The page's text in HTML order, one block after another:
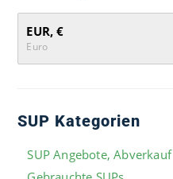
EUR, €
Euro
SUP Kategorien
SUP Angebote, Abverkauf